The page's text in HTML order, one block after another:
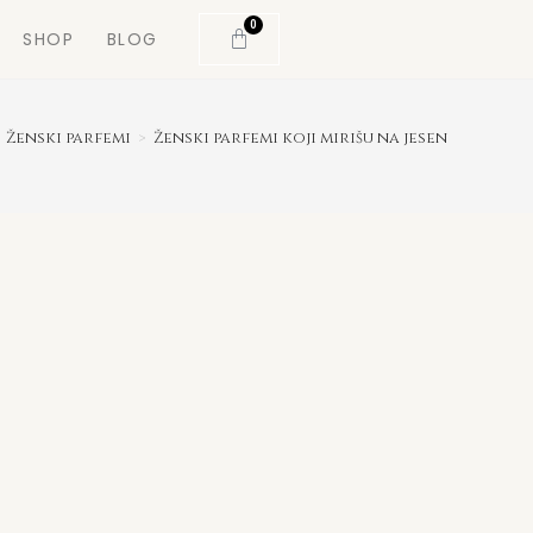
SHOP BLOG
0
Ženski parfemi > Ženski parfemi koji mirišu na jesen